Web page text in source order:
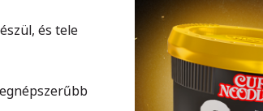
és tele